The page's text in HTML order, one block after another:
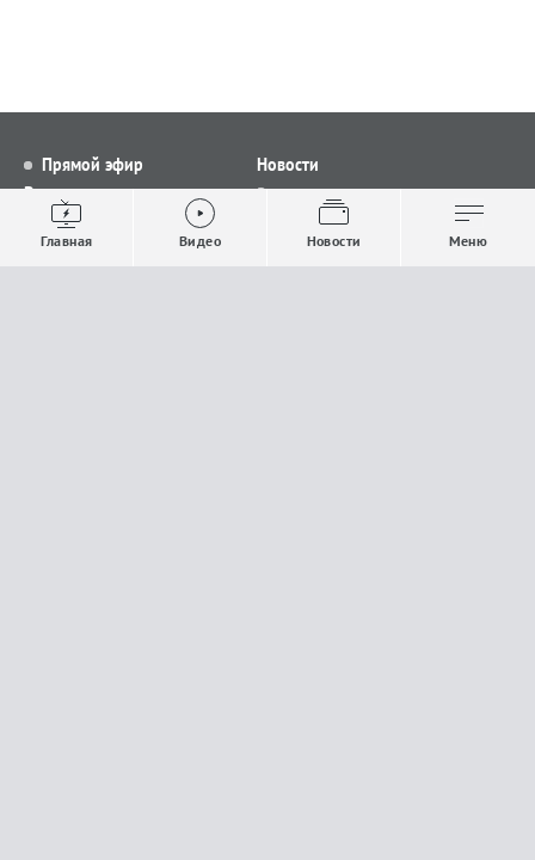
Прямой эфир
Видео
Выпуски новостей
Проекты
Новости
Все новости
Общество
Строительство и ЖКХ
Главная Видео Новости Меню